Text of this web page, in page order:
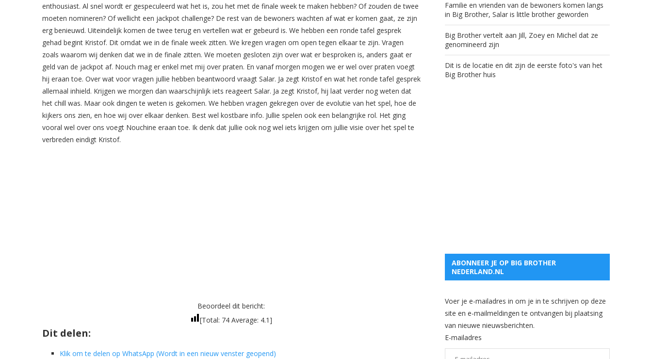
enthousiast. Al snel wordt er gespeculeerd wat het is, zou het met de finale week te maken hebben? Of zouden de twee
moeten nomineren? Of wellicht een jackpot challenge? De rest van de bewoners wachten af wat er komen gaat, ze zijn
erg benieuwd. Uiteindelijk komen de twee terug en vertellen wat er gebeurd is. We hebben een ronde tafel gesprek
gehad begint Kristof. Dit omdat we in de finale week zitten. We kregen vragen om open tegen elkaar te zijn. Vragen
zoals waarom wij denken dat we in de finale zitten. We moeten gesloten zijn over wat er besproken is, anders gaat er
geld van de jackpot af. Nouch mag er enkel met mij over praten. En vanaf morgen mogen we er wel over praten voegt
hij eraan toe. Over wat voor vragen jullie hebben beantwoord vraagt Salar. Ja zegt Kristof en wat het ronde tafel gesprek
allemaal inhield. Krijgen we morgen dan waarschijnlijk iets reageert Salar. Ja zegt Kristof, hij laat verder nog weten dat
het chill was. Maar ook dingen te weten is gekomen. We hebben vragen gekregen over de evolutie van het spel, hoe de
kijkers ons zien, en hoe wij over elkaar denken. Best wel kostbare info. Jullie spelen ook een belangrijke rol. Het ging
vooral wel over ons voegt Nouchine eraan toe. Ik denk dat jullie ook nog wel iets krijgen om jullie visie over het spel te
verbreden eindigt Kristof.
Beoordeel dit bericht:
[Total: 74 Average: 4.1]
Dit delen:
Klik om te delen op WhatsApp (Wordt in een nieuw venster geopend)
Familie en vrienden van de bewoners komen langs
in Big Brother, Salar is little brother geworden
Big Brother vertelt aan Jill, Zoey en Michel dat ze
genomineerd zijn
Dit is de locatie en dit zijn de eerste foto's van het
Big Brother huis
ABONNEER JE OP BIG BROTHER
NEDERLAND.NL
Voer je e-mailadres in om je in te schrijven op deze
site en e-mailmeldingen te ontvangen bij plaatsing
van nieuwe nieuwsberichten.
E-mailadres